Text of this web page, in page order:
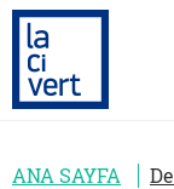
ANA SAYFA